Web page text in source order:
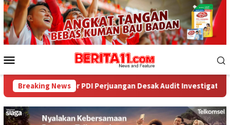
Loncat
ke
konten
Mobile
Breaking News
PDI Perjuangan Desak Audit Investigatif WNA Asal